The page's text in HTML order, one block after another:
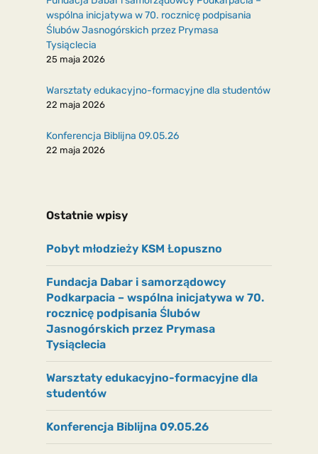
wspólna inicjatywa w 70. rocznicę podpisania
Ślubów Jasnogórskich przez Prymasa
Tysiąclecia
25 maja 2026
Warsztaty edukacyjno-formacyjne dla studentów
22 maja 2026
Konferencja Biblijna 09.05.26
22 maja 2026
Ostatnie wpisy
Pobyt młodzieży KSM Łopuszno
Fundacja Dabar i samorządowcy
Podkarpacia – wspólna inicjatywa w 70.
rocznicę podpisania Ślubów
Jasnogórskich przez Prymasa
Tysiąclecia
Warsztaty edukacyjno-formacyjne dla
studentów
Konferencja Biblijna 09.05.26